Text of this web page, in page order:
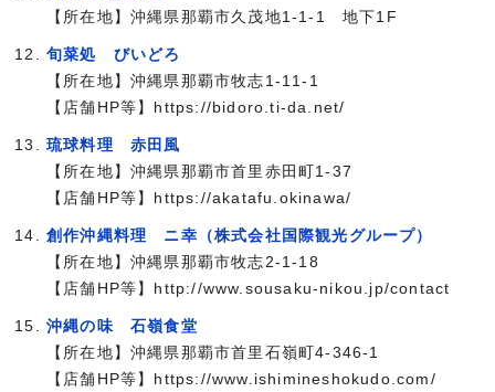
【所在地】沖縄県那覇市久茂地1-1-1 地下1F
旬菜処 びいどろ
【所在地】沖縄県那覇市牧志1-11‐1
【店舗HP等】https://bidoro.ti-da.net/
琉球料理 赤田風
【所在地】沖縄県那覇市首里赤田町1-37
【店舗HP等】https://akatafu.okinawa/
創作沖縄料理 ニ幸（株式会社国際観光グループ）
【所在地】沖縄県那覇市牧志2-1-18
【店舗HP等】http://www.sousaku-nikou.jp/contact
沖縄の味 石嶺食堂
【所在地】沖縄県那覇市首里石嶺町4-346-1
【店舗HP等】https://www.ishimineshokudo.com/